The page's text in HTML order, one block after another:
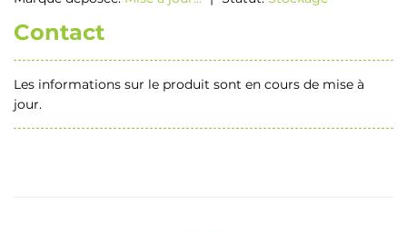
Contact
Les informations sur le produit sont en cours de mise à
jour.